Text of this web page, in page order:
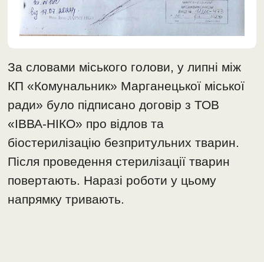
За словами міського голови, у липні між
КП «Комунальник» Марганецької міської
ради» було підписано договір з ТОВ
«ІВВА-НІКО» про відлов та
біостерилізацію безпритульних тварин.
Після проведення стерилізації тварин
повертають. Наразі роботи у цьому
напрямку тривають.